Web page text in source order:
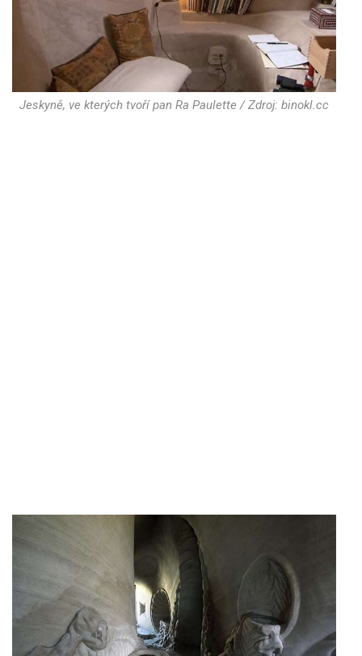
Jeskyně, ve kterých tvoří pan Ra Paulette / Zdroj: binokl.cc